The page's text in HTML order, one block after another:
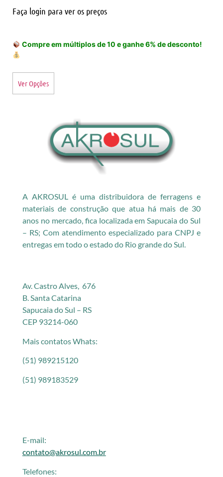
Faça login para ver os preços
Compre em múltiplos de 10 e ganhe 6% de desconto!
Ver Opções
A AKROSUL é uma distribuidora de ferragens e
materiais de construção que atua há mais de 30
anos no mercado, fica localizada em Sapucaia do Sul
– RS; Com atendimento especializado para CNPJ e
entregas em todo o estado do Rio grande do Sul.
Av. Castro Alves, 676
B. Santa Catarina
Sapucaia do Sul – RS
CEP 93214-060
Mais contatos Whats:
(51) 989215120
(51) 989183529
E-mail:
contato@akrosul.com.br
Telefones: